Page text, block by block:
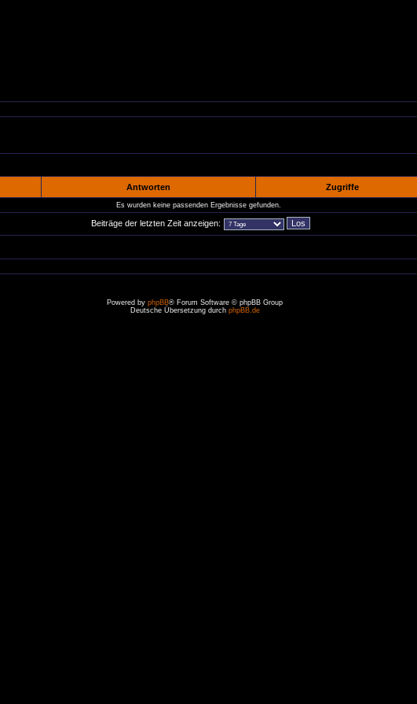
Antworten Zugriffe
Es wurden keine passenden Ergebnisse gefunden.
Beiträge der letzten Zeit anzeigen:
Powered by phpBB® Forum Software © phpBB Group
Deutsche Übersetzung durch phpBB.de